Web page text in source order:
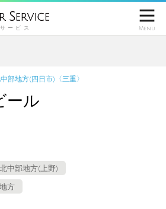
ービス

Menu
部地方(四日市)〈三重〉
ール
北中部地方(上野)
方